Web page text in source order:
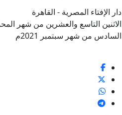
دار الإفتاء المصرية - القاهرة
الاثنين التاسع والعشرين من شهر المحرم
السادس من شهر سبتمبر 2021م